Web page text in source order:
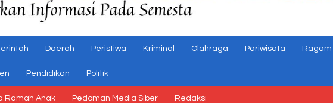
Daerah Peristiwa Kriminal Olahraga Pariwisata Ragam
Pendidikan Politik
Ramah Anak Pedoman Media Siber Redaksi